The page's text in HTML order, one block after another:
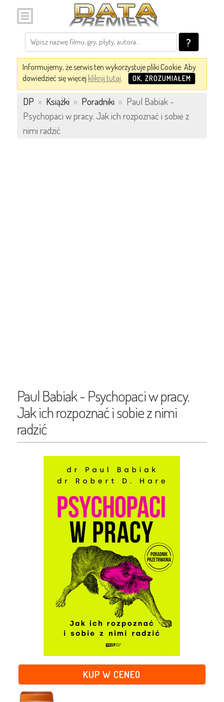
?
Informujemy, że serwis ten wykorzystuje pliki Cookie. Aby
dowiedzieć się więcej kliknij tutaj. OK, ZROZUMIAŁEM
DP » Książki » Poradniki » Paul Babiak -
Psychopaci w pracy. Jak ich rozpoznać i sobie z
nimi radzić
Paul Babiak - Psychopaci w pracy.
Jak ich rozpoznać i sobie z nimi
radzić
KUP W CENEO